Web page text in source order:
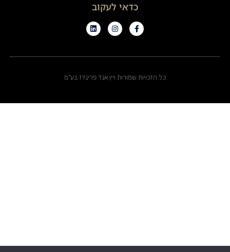
כדאי לעקוב
כל הזכויות שמורות ויין אנד פרינדז בע"מ